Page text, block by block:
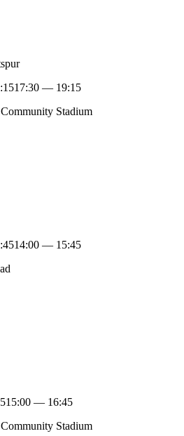
17:30 — 19:15
Stadium
14:00 — 15:45
15:00 — 16:45
Stadium